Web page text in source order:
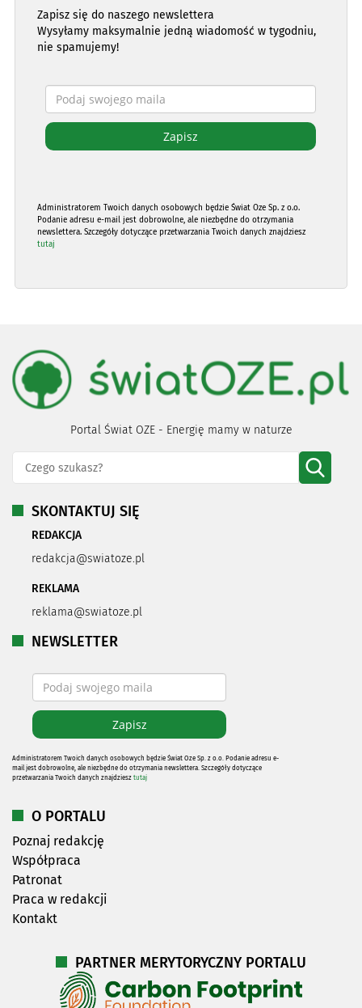
Zapisz się do naszego newslettera
Wysyłamy maksymalnie jedną wiadomość w tygodniu,
nie spamujemy!
Administratorem Twoich danych osobowych będzie Świat Oze Sp. z o.o.
Podanie adresu e-mail jest dobrowolne, ale niezbędne do otrzymania
newslettera. Szczegóły dotyczące przetwarzania Twoich danych znajdziesz
tutaj
Portal Świat OZE - Energię mamy w naturze
SKONTAKTUJ SIĘ
REDAKCJA
redakcja@swiatoze.pl
REKLAMA
reklama@swiatoze.pl
NEWSLETTER
Administratorem Twoich danych osobowych będzie Świat Oze Sp. z o.o. Podanie adresu e-
mail jest dobrowolne, ale niezbędne do otrzymania newslettera. Szczegóły dotyczące
przetwarzania Twoich danych znajdziesz tutaj
O PORTALU
Poznaj redakcję
Współpraca
Patronat
Praca w redakcji
Kontakt
PARTNER MERYTORYCZNY PORTALU